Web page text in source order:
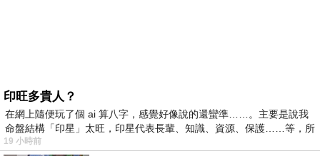
印旺多貴人？
在網上隨便玩了個 ai 算八字，感覺好像說的還蠻準……。主要是說我
命盤結構「印星」太旺，印星代表長輩、知識、資源、保護……等，所
19 小時前